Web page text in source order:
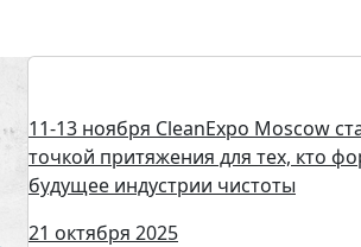
11-13 ноября CleanЕxpo Moscow
точкой притяжения для тех, кто
будущее индустрии чистоты
21 октября 2025